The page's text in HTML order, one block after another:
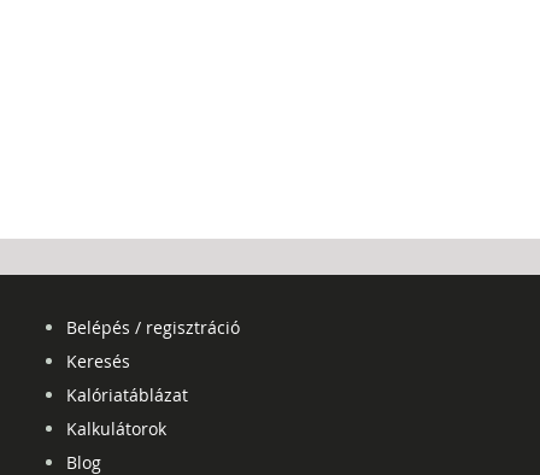
Belépés / regisztráció
Keresés
Kalóriatáblázat
Kalkulátorok
Blog